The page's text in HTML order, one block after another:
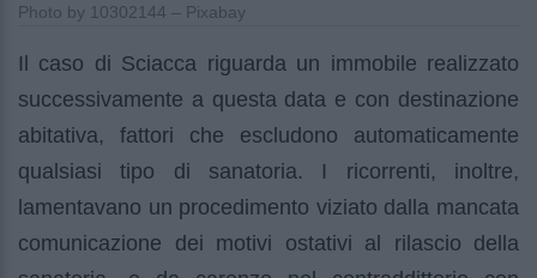
Photo by 10302144 – Pixabay
Il caso di Sciacca riguarda un immobile realizzato
successivamente a questa data e con destinazione
abitativa, fattori che escludono automaticamente
qualsiasi tipo di sanatoria. I ricorrenti, inoltre,
lamentavano un procedimento viziato dalla mancata
comunicazione dei motivi ostativi al rilascio della